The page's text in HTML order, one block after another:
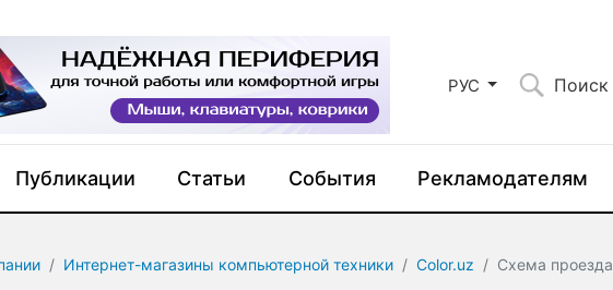
РУС Поиск
Публикации Статьи События Рекламодателям
Интернет-магазины компьютерной техники Color.uz Схема проезда